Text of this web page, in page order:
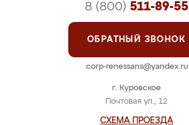
г. Куровское
Почтовая ул., 12
СХЕМА ПРОЕЗДА
8 (800) 511-89-55
ОБРАТНЫЙ ЗВОНОК
corp-renessans@yandex.ru